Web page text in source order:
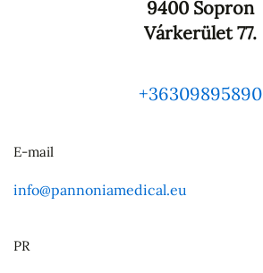
9400 Sopron
Várkerület 77.
+36309895890
E-mail
info@pannoniamedical.eu
PR